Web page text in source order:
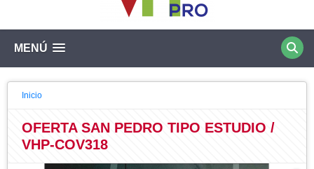
MENÚ
Inicio
OFERTA SAN PEDRO TIPO ESTUDIO /
VHP-COV318